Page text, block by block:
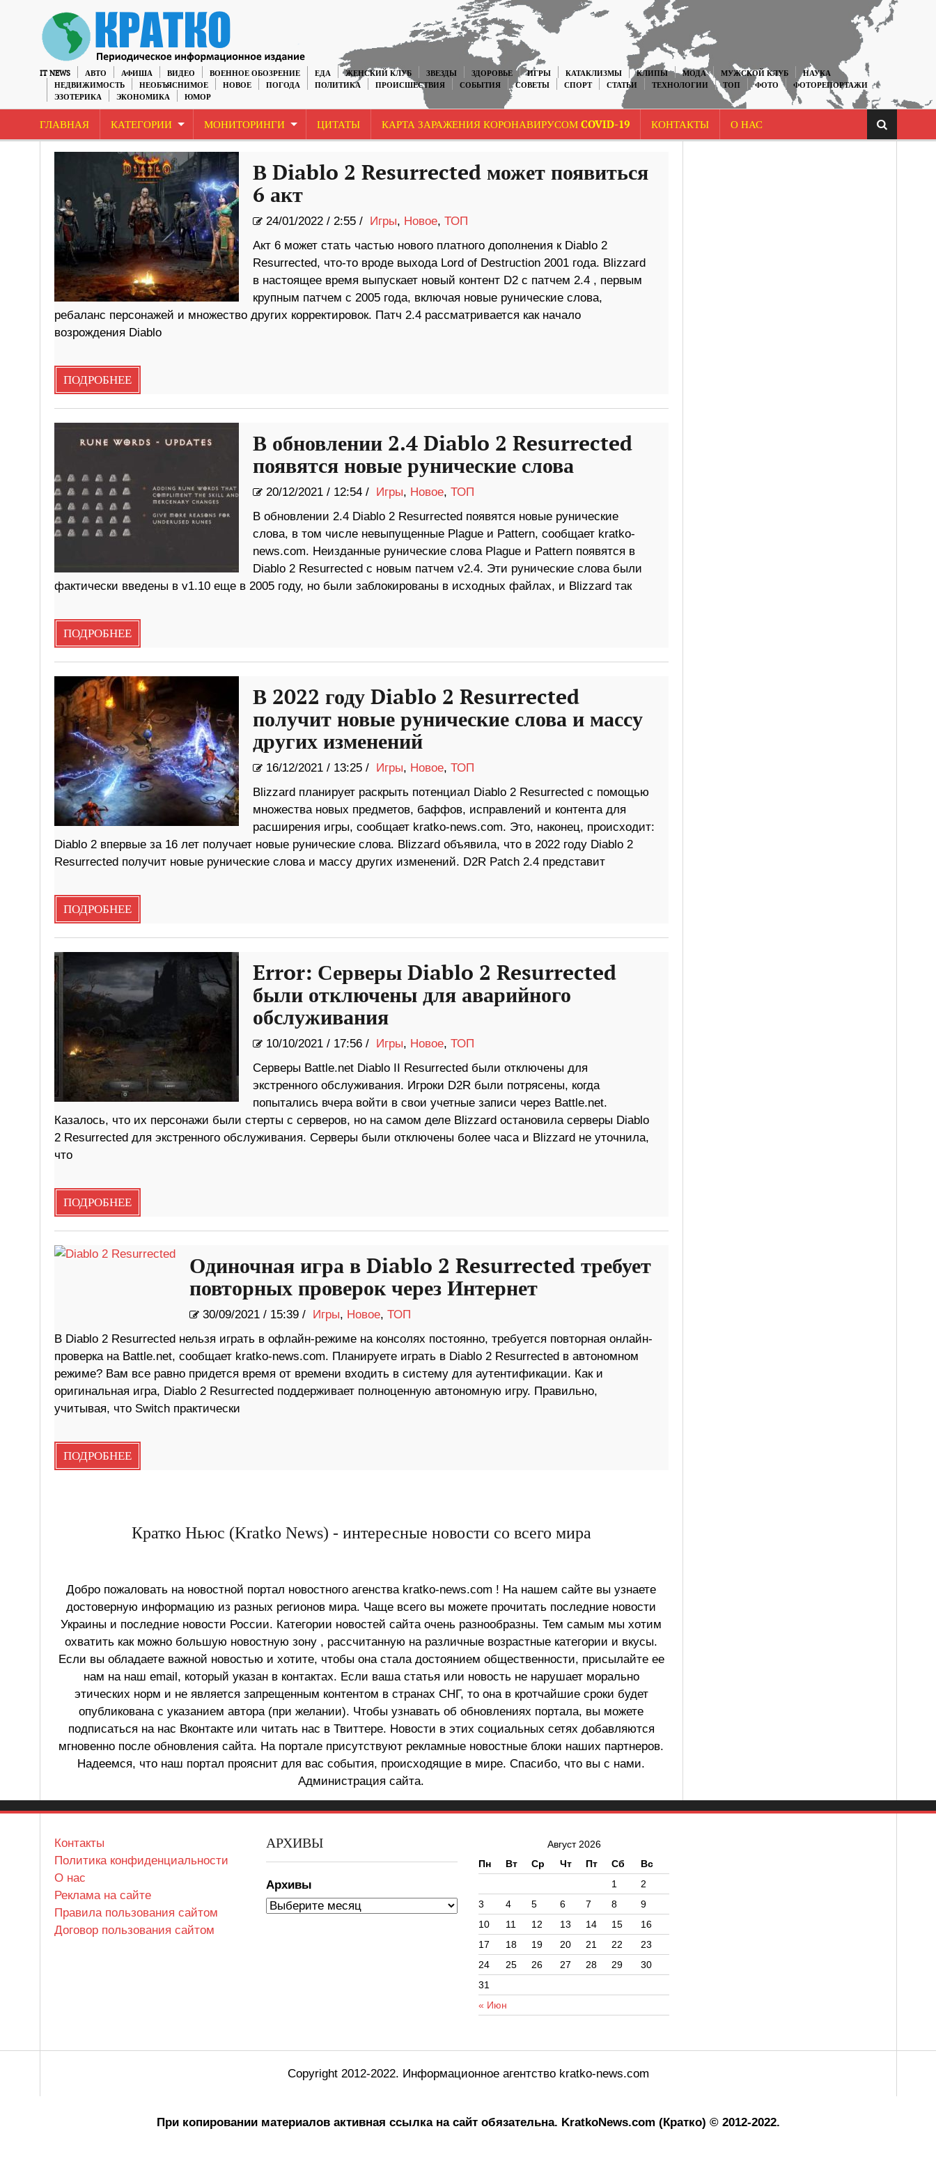
IT NEWS АВТО АФИША ВИДЕО ВОЕННОЕ ОБОЗРЕНИЕ ЕДА ЖЕНСКИЙ КЛУБ ЗВЕЗДЫ ЗДОРОВЬЕ ИГРЫ КАТАКЛИЗМЫ КЛИПЫ МОДА МУЖСКОЙ КЛУБ
НАУКА
НЕДВИЖИМОСТЬ
НЕОБЪЯСНИМОЕ НОВОЕ ПОГОДА ПОЛИТИКА ПРОИСШЕСТВИЯ СОБЫТИЯ СОВЕТЫ СПОРТ СТАТЬИ ТЕХНОЛОГИИ ТОП ФОТО
ФОТОРЕПОРТАЖИ
ЭЗОТЕРИКА
ЭКОНОМИКА ЮМОР
ГЛАВНАЯ КАТЕГОРИИ МОНИТОРИНГИ ЦИТАТЫ КАРТА ЗАРАЖЕНИЯ КОРОНАВИРУСОМ COVID-19 КОНТАКТЫ О НАС
В Diablo 2 Resurrected может появиться
6 акт
24/01/2022/ 2:55 / Игры, Новое, ТОП
Акт 6 может стать частью нового платного дополнения к Diablo 2
Resurrected, что-то вроде выхода Lord of Destruction 2001 года. Blizzard
в настоящее время выпускает новый контент D2 с патчем 2.4 , первым
крупным патчем с 2005 года, включая новые рунические слова,
ребаланс персонажей и множество других корректировок. Патч 2.4 рассматривается как начало
возрождения Diablo
ПОДРОБНЕЕ
В обновлении 2.4 Diablo 2 Resurrected
появятся новые рунические слова
20/12/2021/ 12:54 / Игры, Новое, ТОП
В обновлении 2.4 Diablo 2 Resurrected появятся новые рунические
слова, в том числе невыпущенные Plague и Pattern, сообщает kratko-
news.com. Неизданные рунические слова Plague и Pattern появятся в
Diablo 2 Resurrected с новым патчем v2.4. Эти рунические слова были
фактически введены в v1.10 еще в 2005 году, но были заблокированы в исходных файлах, и Blizzard так
ПОДРОБНЕЕ
В 2022 году Diablo 2 Resurrected
получит новые рунические слова и массу
других изменений
16/12/2021/ 13:25 / Игры, Новое, ТОП
Blizzard планирует раскрыть потенциал Diablo 2 Resurrected с помощью
множества новых предметов, баффов, исправлений и контента для
расширения игры, сообщает kratko-news.com. Это, наконец, происходит:
Diablo 2 впервые за 16 лет получает новые рунические слова. Blizzard объявила, что в 2022 году Diablo 2
Resurrected получит новые рунические слова и массу других изменений. D2R Patch 2.4 представит
ПОДРОБНЕЕ
Error: Серверы Diablo 2 Resurrected
были отключены для аварийного
обслуживания
10/10/2021/ 17:56 / Игры, Новое, ТОП
Серверы Battle.net Diablo II Resurrected были отключены для
экстренного обслуживания. Игроки D2R были потрясены, когда
попытались вчера войти в свои учетные записи через Battle.net.
Казалось, что их персонажи были стерты с серверов, но на самом деле Blizzard остановила серверы Diablo
2 Resurrected для экстренного обслуживания. Серверы были отключены более часа и Blizzard не уточнила,
что
ПОДРОБНЕЕ
Одиночная игра в Diablo 2 Resurrected требует
повторных проверок через Интернет
30/09/2021/ 15:39 / Игры, Новое, ТОП
В Diablo 2 Resurrected нельзя играть в офлайн-режиме на консолях постоянно, требуется повторная онлайн-
проверка на Battle.net, сообщает kratko-news.com. Планируете играть в Diablo 2 Resurrected в автономном
режиме? Вам все равно придется время от времени входить в систему для аутентификации. Как и
оригинальная игра, Diablo 2 Resurrected поддерживает полноценную автономную игру. Правильно,
учитывая, что Switch практически
ПОДРОБНЕЕ
Кратко Ньюс (Kratko News) - интересные новости со всего мира
Добро пожаловать на новостной портал новостного агенства kratko-news.com ! На нашем сайте вы узнаете
достоверную информацию из разных регионов мира. Чаще всего вы можете прочитать последние новости
Украины и последние новости России. Категории новостей сайта очень разнообразны. Тем самым мы хотим
охватить как можно большую новостную зону , рассчитанную на различные возрастные категории и вкусы.
Если вы обладаете важной новостью и хотите, чтобы она стала достоянием общественности, присылайте ее
нам на наш email, который указан в контактах. Если ваша статья или новость не нарушает морально
этических норм и не является запрещенным контентом в странах СНГ, то она в кротчайшие сроки будет
опубликована с указанием автора (при желании). Чтобы узнавать об обновлениях портала, вы можете
подписаться на нас Вконтакте или читать нас в Твиттере. Новости в этих социальных сетях добавляются
мгновенно после обновления сайта. На портале присутствуют рекламные новостные блоки наших партнеров.
Надеемся, что наш портал прояснит для вас события, происходящие в мире. Спасибо, что вы с нами.
Администрация сайта.
Контакты
Политика конфиденциальности
О нас
Реклама на сайте
Правила пользования сайтом
Договор пользования сайтом
АРХИВЫ
Архивы
Август 2026
Пн
Вт Ср Чт Пт Сб Вс
« Июн
1
2
3
4 5 6 7 8
9
10
11 12 13 14 15
16
17
18 19 20 21 22
23
24
25 26 27 28 29
30
31
Copyright 2012-2022. Информационное агентство kratko-news.com
При копировании материалов активная ссылка на сайт обязательна. KratkoNews.com (Кратко) © 2012-2022.